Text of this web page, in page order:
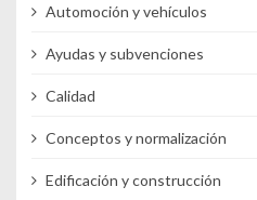
Automoción y vehículos
Ayudas y subvenciones
Calidad
Conceptos y normalización
Edificación y construcción